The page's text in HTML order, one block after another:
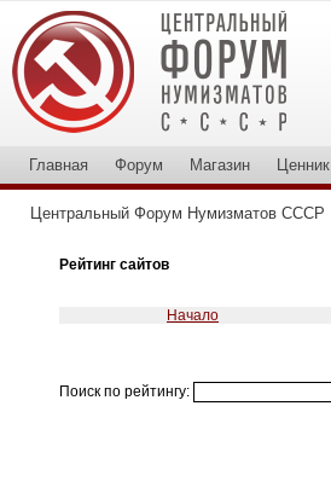
Главная Форум Магазин Ценник
Центральный Форум Нумизматов СССР
Рейтинг сайтов
Начало
Поиск по рейтингу: